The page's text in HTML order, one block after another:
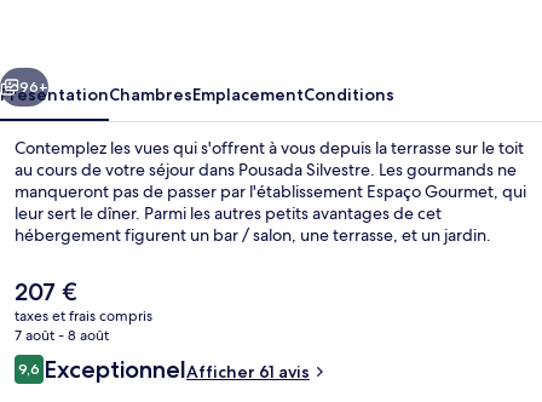
Suivant
96+
PrésentationChambresEmplacementConditions
Contemplez les vues qui s'offrent à vous depuis la terrasse sur le toit
au cours de votre séjour dans Pousada Silvestre. Les gourmands ne
manqueront pas de passer par l'établissement Espaço Gourmet, qui
leur sert le dîner. Parmi les autres petits avantages de cet
hébergement figurent un bar / salon, une terrasse, et un jardin.
Le
prix
actuel
est
de
207 €
taxes et frais compris
7 août - 8 août
Avis
voyageurs
9,69,6 sur 10
ExceptionnelAfficher 61 avis